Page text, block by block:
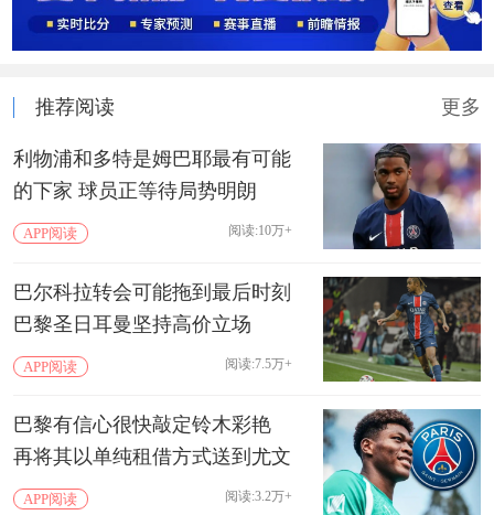
推荐阅读 更多
利物浦和多特是姆巴耶最有可能
的下家 球员正等待局势明朗
APP阅读 阅读:10万+
巴尔科拉转会可能拖到最后时刻
巴黎圣日耳曼坚持高价立场
APP阅读 阅读:7.5万+
巴黎有信心很快敲定铃木彩艳
再将其以单纯租借方式送到尤文
APP阅读 阅读:3.2万+